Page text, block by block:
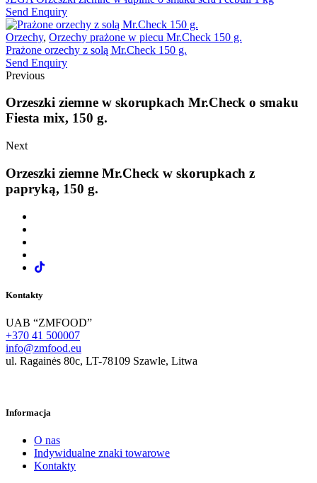
Send Enquiry
Orzechy, Orzechy prażone w piecu Mr.Check 150 g.
Prażone orzechy z solą Mr.Check 150 g.
Send Enquiry
Previous
Orzeszki ziemne w skorupkach Mr.Check o smaku
Fiesta mix, 150 g.
Next
Orzeszki ziemne Mr.Check w skorupkach z
papryką, 150 g.
Kontakty
UAB “ZMFOOD”
+370 41 500007
info@zmfood.eu
ul. Ragainės 80c, LT-78109 Szawle, Litwa
Informacja
O nas
Indywidualne znaki towarowe
Kontakty